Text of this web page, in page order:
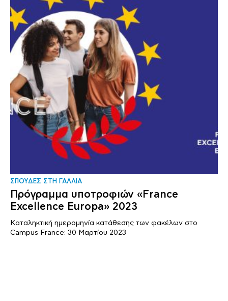
ΣΠΟΥΔΕΣ ΣΤΗ ΓΑΛΛΙΑ
Πρόγραμμα υποτροφιών «France
Excellence Europa» 2023
Καταληκτική ημερομηνία κατάθεσης των φακέλων στο
Campus France: 30 Μαρτίου 2023